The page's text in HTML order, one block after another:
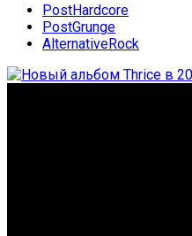
PostHardcore
PostGrunge
AlternativeRock